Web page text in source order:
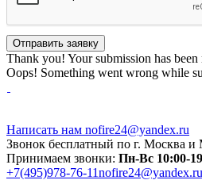
Thank you! Your submission has been
Oops! Something went wrong while
Написать нам nofire24@yandex.ru
Звонок бесплатный по г. Москва
Принимаем звонки: Пн-Вс 10:00-
+7(495)978-76-11nofire24@yandex.ru